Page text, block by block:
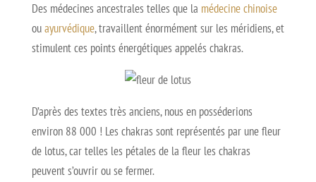
Des médecines ancestrales telles que la médecine chinoise
ouayurvédique, travaillent énormément sur les méridiens, et
stimulent ces points énergétiques appelés chakras.
D’après des textes très anciens, nous en posséderions
environ 88 000 ! Les chakras sont représentés par une fleur
de lotus, car telles les pétales de la fleur les chakras
peuvent s’ouvrir ou se fermer.